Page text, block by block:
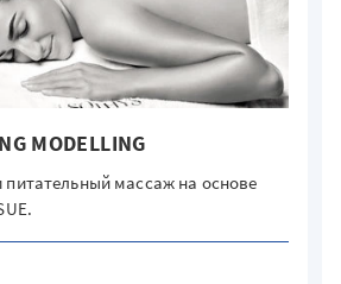
MODELLING
массаж на основе